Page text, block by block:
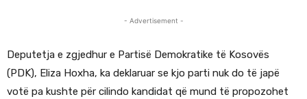
- Advertisement -
Deputetja e zgjedhur e Partisë Demokratike të Kosovës
(PDK), Eliza Hoxha, ka deklaruar se kjo parti nuk do të japë
votë pa kushte për cilindo kandidat që mund të propozohet